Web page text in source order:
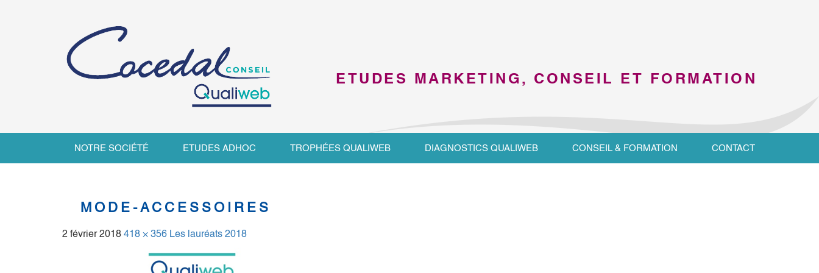
ETUDES MARKETING, CONSEIL ET FORMATION
NOTRE SOCIÉTÉ ETUDES ADHOC TROPHÉES QUALIWEB DIAGNOSTICS QUALIWEB CONSEIL & FORMATION CONTACT
MODE-ACCESSOIRES
2 février 2018 418 × 356 Les lauréats 2018